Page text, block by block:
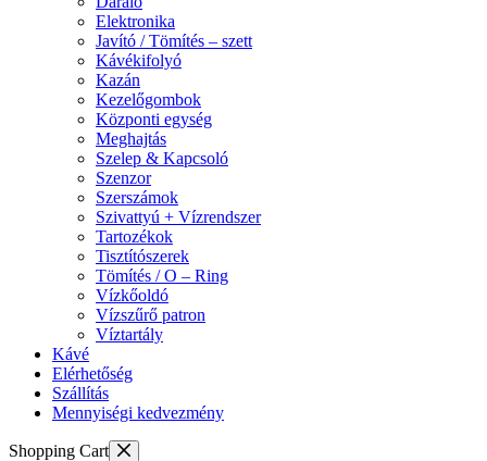
Elektronika
Javító / Tömítés – szett
Kávékifolyó
Kazán
Kezelőgombok
Központi egység
Meghajtás
Szelep & Kapcsoló
Szenzor
Szerszámok
Szivattyú + Vízrendszer
Tartozékok
Tisztítószerek
Tömítés / O – Ring
Vízkőoldó
Vízszűrő patron
Víztartály
Kávé
Elérhetőség
Szállítás
Mennyiségi kedvezmény
Shopping Cart